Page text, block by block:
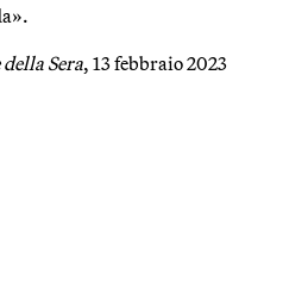
Sera, 13 febbraio 2023